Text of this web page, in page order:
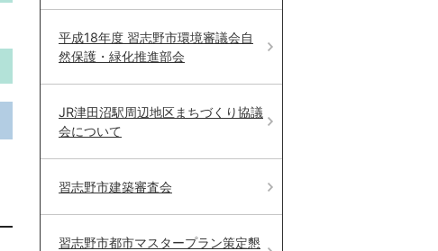
平成18年度 習志野市環境審議会自
然保護・緑化推進部会
JR津田沼駅周辺地区まちづくり協議
会について
習志野市建築審査会
習志野市都市マスタープラン策定懇